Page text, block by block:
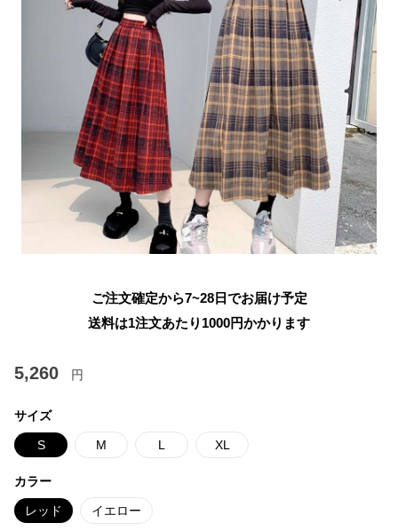
ご注文確定から7~28日でお届け予定
送料は1注文あたり 1000円かかります
5,260 円
サイズ
S M L XL
カラー
レッド イエロー